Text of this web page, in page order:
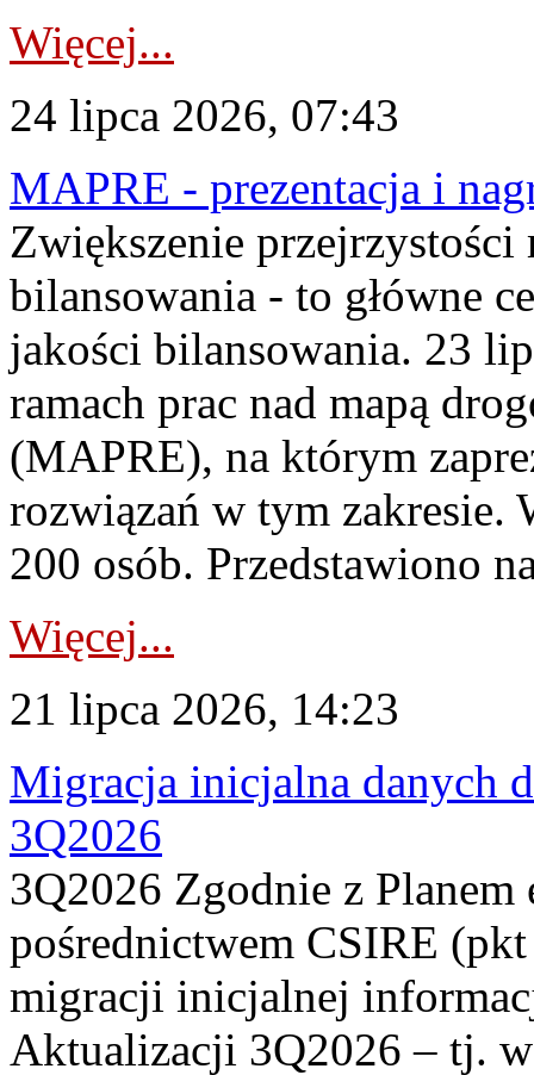
Więcej...
24 lipca 2026, 07:43
MAPRE - prezentacja i
Zwiększenie
bilansowania - to główne
jakości bilansowania. 23
ramach prac nad mapą
(MAPRE), na którym
rozwiązań w tym zakresie.
200 osób. Przedstawiono
Więcej...
21 lipca 2026, 14:23
Migracja inicjalna danych
3Q2026
3Q2026 Zgodnie z
pośrednictwem CSIRE
migracji inicjalnej
Aktualizacji 3Q2026 – tj.